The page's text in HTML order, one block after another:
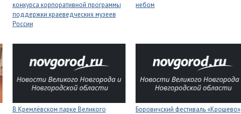
конкурса корпоративной программы
поддержки краеведческих музеев
России
небом
В Кремлёвском парке Великого
Боровичский фестиваль «Крошево»